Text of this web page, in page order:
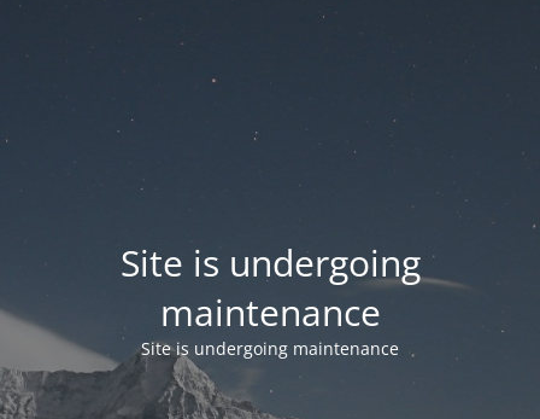
Site is undergoing
maintenance
Site is undergoing maintenance